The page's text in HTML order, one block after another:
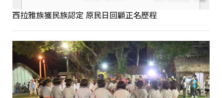
西拉雅族獲民族認定 原民日回顧正名歷程